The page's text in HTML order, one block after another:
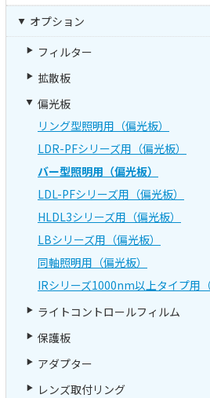
オプション
フィルター
拡散板
偏光板
リング型照明用（偏光板）
LDR-PFシリーズ用（偏光板）
バー型照明用（偏光板）
LDL-PFシリーズ用（偏光板）
HLDL3シリーズ用（偏光板）
LBシリーズ用（偏光板）
同軸照明用（偏光板）
IRシリーズ1000nm以上タイプ用（
ライトコントロールフィルム
保護板
アダプター
レンズ取付リング